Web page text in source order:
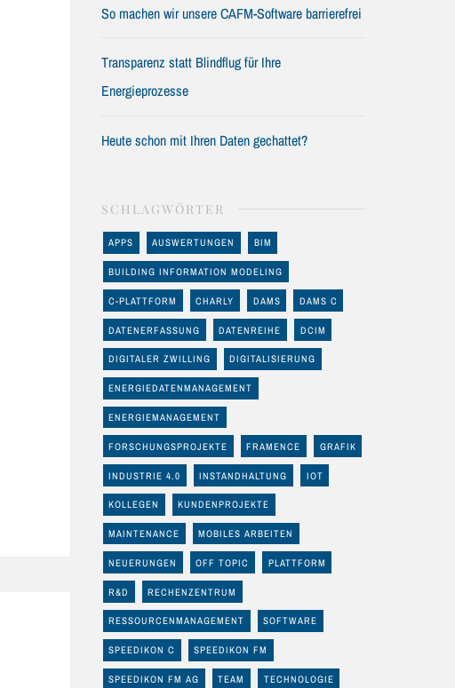
So machen wir unsere CAFM-Software barrierefrei
Transparenz statt Blindflug für Ihre
Energieprozesse
Heute schon mit Ihren Daten gechattet?
SCHLAGWÖRTER
APPS AUSWERTUNGEN BIM
BUILDING INFORMATION MODELING
C-PLATTFORM CHARLY DAMS DAMS C
DATENERFASSUNG DATENREIHE DCIM
DIGITALER ZWILLING DIGITALISIERUNG
ENERGIEDATENMANAGEMENT
ENERGIEMANAGEMENT
FORSCHUNGSPROJEKTE FRAMENCE GRAFIK
INDUSTRIE 4.0 INSTANDHALTUNG IOT
KOLLEGEN KUNDENPROJEKTE
MAINTENANCE MOBILES ARBEITEN
NEUERUNGEN OFF TOPIC PLATTFORM
R&D RECHENZENTRUM
RESSOURCENMANAGEMENT SOFTWARE
SPEEDIKON C SPEEDIKON FM
SPEEDIKON FM AG TEAM TECHNOLOGIE